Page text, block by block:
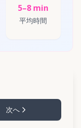
5–8 min
平均時間
次へ